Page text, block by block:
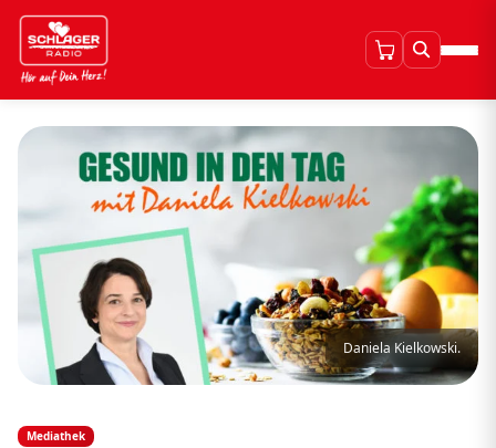
Daniela Kielkowski.
Mediathek